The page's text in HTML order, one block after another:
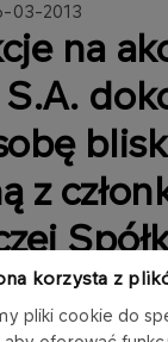
korzysta z
pliki cookie do
03-2013
na
S.A.
z